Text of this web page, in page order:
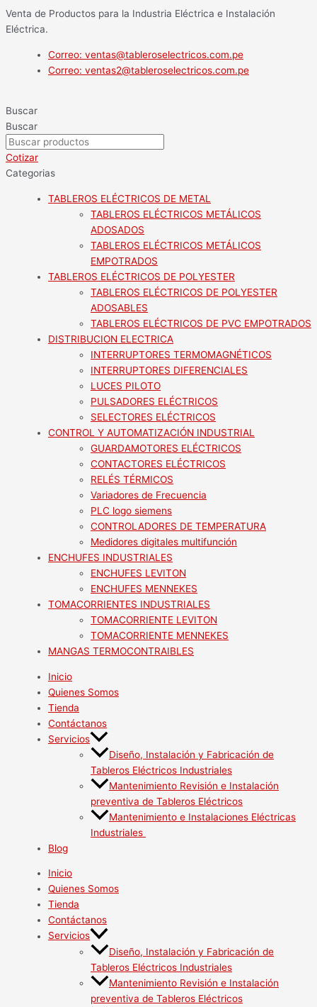
Venta de Productos para la Industria Eléctrica e Instalación
Eléctrica.
Correo: ventas@tableroselectricos.com.pe
Correo: ventas2@tableroselectricos.com.pe
Buscar
Buscar
Cotizar
Menu
Categorias
TABLEROS ELÉCTRICOS DE METAL
TABLEROS ELÉCTRICOS METÁLICOS
ADOSADOS
TABLEROS ELÉCTRICOS METÁLICOS
EMPOTRADOS
TABLEROS ELÉCTRICOS DE POLYESTER
TABLEROS ELÉCTRICOS DE POLYESTER
ADOSABLES
TABLEROS ELÉCTRICOS DE PVC EMPOTRADOS
DISTRIBUCION ELECTRICA
INTERRUPTORES TERMOMAGNÉTICOS
INTERRUPTORES DIFERENCIALES
LUCES PILOTO
PULSADORES ELÉCTRICOS
SELECTORES ELÉCTRICOS
CONTROL Y AUTOMATIZACIÓN INDUSTRIAL
GUARDAMOTORES ELÉCTRICOS
CONTACTORES ELÉCTRICOS
RELÉS TÉRMICOS
Variadores de Frecuencia
PLC logo siemens
CONTROLADORES DE TEMPERATURA
Medidores digitales multifunción
ENCHUFES INDUSTRIALES
ENCHUFES LEVITON
ENCHUFES MENNEKES
TOMACORRIENTES INDUSTRIALES
TOMACORRIENTE LEVITON
TOMACORRIENTE MENNEKES
MANGAS TERMOCONTRAIBLES
Inicio
Quienes Somos
Tienda
Contáctanos
Servicios
Diseño, Instalación y Fabricación de
Tableros Eléctricos Industriales
Mantenimiento Revisión e Instalación
preventiva de Tableros Eléctricos
Mantenimiento e Instalaciones Eléctricas
Industriales
Blog
Inicio
Quienes Somos
Tienda
Contáctanos
Servicios
Diseño, Instalación y Fabricación de
Tableros Eléctricos Industriales
Mantenimiento Revisión e Instalación
preventiva de Tableros Eléctricos
Menu
Menu
Menu